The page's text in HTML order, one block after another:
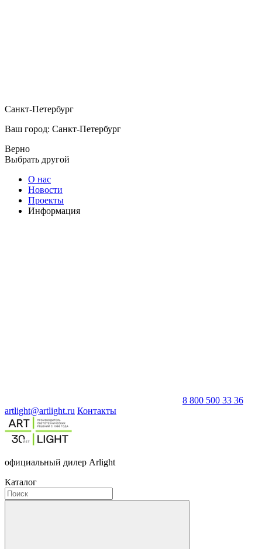
Санкт-Петербург
Ваш город: Санкт-Петербург
Верно
Выбрать другой
О нас
Новости
Проекты
Информация
8 800 500 33 36
artlight@artlight.ru Контакты
официальный дилер Arlight
Каталог